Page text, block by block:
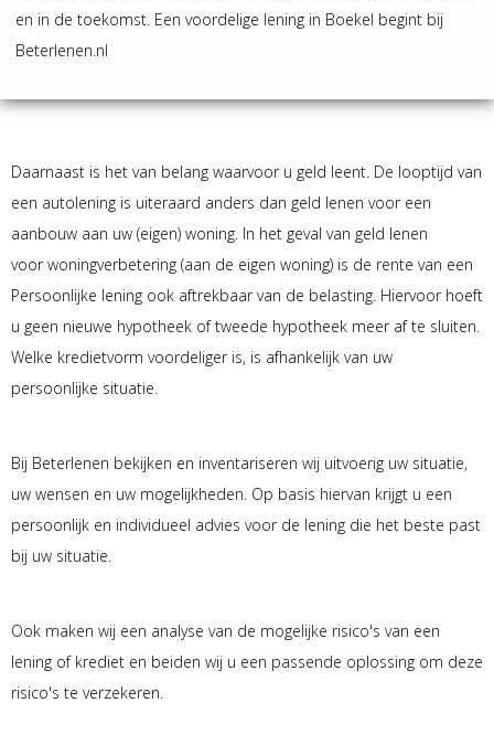
en in de toekomst. Een voordelige lening in Boekel begint bij
Beterlenen.nl
Daarnaast is het van belang waarvoor u geld leent. De looptijd van
een autolening is uiteraard anders dan geld lenen voor een
aanbouw aan uw (eigen) woning. In het geval van geld lenen
voor woningverbetering (aan de eigen woning) is de rente van een
Persoonlijke lening ook aftrekbaar van de belasting. Hiervoor hoeft
u geen nieuwe hypotheek of tweede hypotheek meer af te sluiten.
Welke kredietvorm voordeliger is, is afhankelijk van uw
persoonlijke situatie.
Bij Beterlenen bekijken en inventariseren wij uitvoerig uw situatie,
uw wensen en uw mogelijkheden. Op basis hiervan krijgt u een
persoonlijk en individueel advies voor de lening die het beste past
bij uw situatie.
Ook maken wij een analyse van de mogelijke risico's van een
lening of krediet en beiden wij u een passende oplossing om deze
risico's te verzekeren.